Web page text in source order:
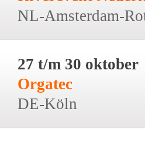
NL-Amsterdam-
27 t/m 30 oktober
Orgatec
DE-Köln